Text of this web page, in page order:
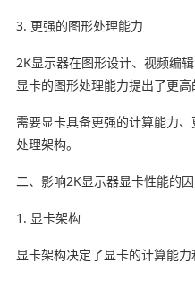
3. 更强的图形处理能力
2K显示器在图形设计、视频编
显卡的图形处理能力提出了更高
需要显卡具备更强的计算能力
处理架构。
二、影响2K显示器显卡性能的
1. 显卡架构
显卡架构决定了显卡的计算能力